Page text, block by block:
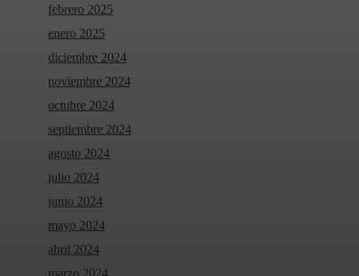
febrero 2025
enero 2025
diciembre 2024
noviembre 2024
octubre 2024
septiembre 2024
agosto 2024
julio 2024
junio 2024
mayo 2024
abril 2024